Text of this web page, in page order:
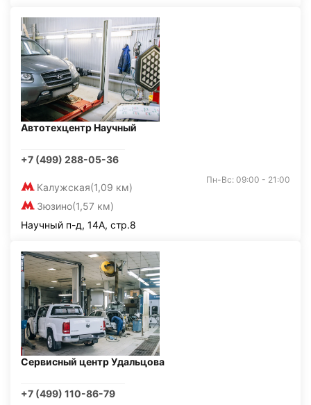
Автотехцентр Научный
+7 (499) 288-05-36
Калужская(1,09 км)
Зюзино(1,57 км)
Пн-Вс: 09:00 - 21:00
Научный п-д, 14А, стр.8
Сервисный центр Удальцова
+7 (499) 110-86-79